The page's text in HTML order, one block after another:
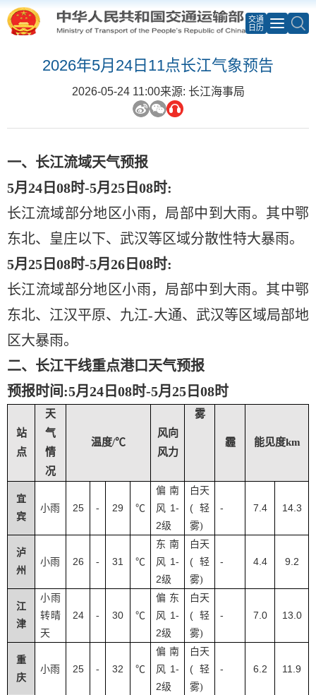
交通
日历
2026年5月24日11点长江气象预告
2026-05-24 11:00来源: 长江海事局
一、长江流域天气预报
5月24日08时-5月25日08时:
长江流域部分地区小雨，局部中到大雨。其中鄂
东北、皇庄以下、武汉等区域分散性特大暴雨。
5月25日08时-5月26日08时:
长江流域部分地区小雨，局部中到大雨。其中鄂
东北、江汉平原、九江-大通、武汉等区域局部地
区大暴雨。
二、长江干线重点港口天气预报
预报时间 :5月24日08时-5月25日08时
站
点
天
气
情
况
温度/℃
风向
风力
雾
霾 能见度km
宜
宾
小雨 25 - 29 ℃
偏南
风 1-
2级
白天
( 轻
雾)
- 7.4 14.3
泸
州
小雨 26 - 31 ℃
东南
风 1-
2级
白天
( 轻
雾)
- 4.4 9.2
江
津
小雨
转晴
天
24 - 30 ℃
偏东
风 1-
2级
白天
( 轻
雾)
- 7.0 13.0
重
庆
小雨 25 - 32 ℃
偏南
风 1-
2级
白天
( 轻
雾)
- 6.2 11.9